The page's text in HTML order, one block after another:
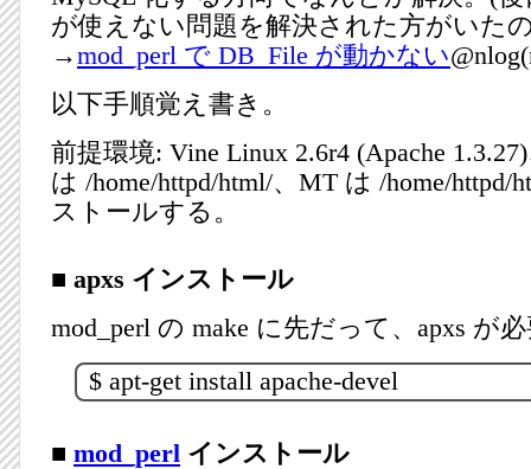
が使えない問題を解決された方がいた
→mod_perl で DB_File が動かない
以下手順覚え書き。
前提環境: Vine Linux 2.6r4 (Apache
は /home/httpd/html/、MT は /home/httpd/
ストールする。
■ apxs インストール
mod_perl の make に先だって、apxs が
$ apt-get install apache-devel
■ mod_perl インストール